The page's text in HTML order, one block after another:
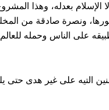
بعدله، وهذا
ونصرة صادقة من
على الناس وحمله
التيه على غير هدى حتى